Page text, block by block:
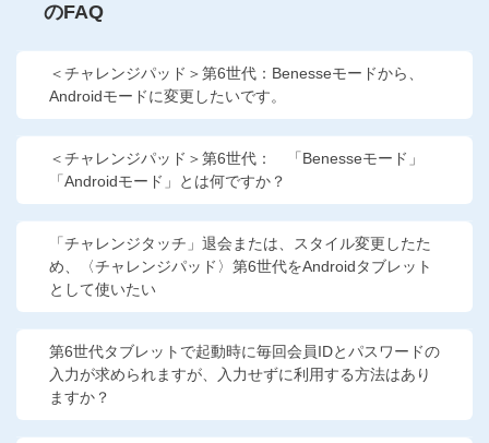
会員ページへログイン
よくある質問・お問い合わせ
お問い合わせ窓口
他の講座のよくある質問・手続きはこちら
こどもちゃれんじ
進研ゼミ 中学講座
進研ゼミ 中学講座 中高一貫
のFAQ
＜チャレンジパッド＞第6世代：Benesseモードから、
Androidモードに変更したいです。
＜チャレンジパッド＞第6世代： 「Benesseモード」
「Androidモード」とは何ですか？
「チャレンジタッチ」退会または、スタイル変更したた
め、〈チャレンジパッド〉第6世代をAndroidタブレット
として使いたい
第6世代タブレットで起動時に毎回会員IDとパスワードの
入力が求められますが、入力せずに利用する方法はあり
ますか？